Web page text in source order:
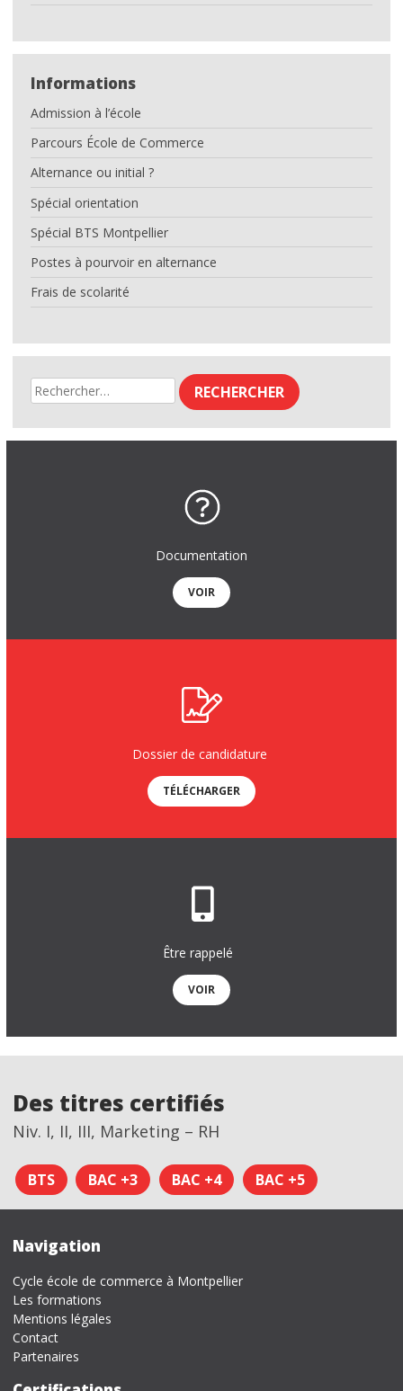
Informations
Admission à l’école
Parcours École de Commerce
Alternance ou initial ?
Spécial orientation
Spécial BTS Montpellier
Postes à pourvoir en alternance
Frais de scolarité
Rechercher :
Documentation
VOIR
Dossier de candidature
TÉLÉCHARGER
Être rappelé
VOIR
Des titres certifiés
Niv. I, II, III, Marketing – RH
BTS BAC +3 BAC +4 BAC +5
Navigation
Cycle école de commerce à Montpellier
Les formations
Mentions légales
Contact
Partenaires